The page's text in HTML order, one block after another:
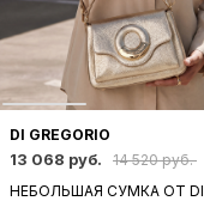
DI GREGORIO
13 068 руб.
14 520 руб.
НЕБОЛЬШАЯ СУМКА ОТ DI